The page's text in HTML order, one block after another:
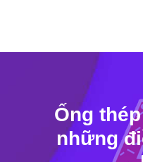
Ống
những
ỐNG
ỐNG
THÉP HỘP
TIN TỨC
LIÊN HỆ